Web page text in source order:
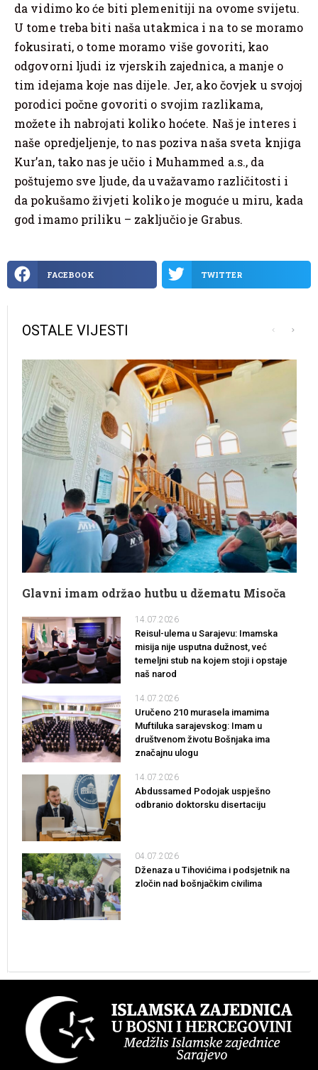
da vidimo ko će biti plemenitiji na ovome svijetu.
U tome treba biti naša utakmica i na to se moramo
fokusirati, o tome moramo više govoriti, kao
odgovorni ljudi iz vjerskih zajednica, a manje o
tim idejama koje nas dijele. Jer, ako čovjek u svojoj
porodici počne govoriti o svojim razlikama,
možete ih nabrojati koliko hoćete. Naš je interes i
naše opredjeljenje, to nas poziva naša sveta knjiga
Kur’an, tako nas je učio i Muhammed a.s., da
poštujemo sve ljude, da uvažavamo različitosti i
da pokušamo živjeti koliko je moguće u miru, kada
god imamo priliku – zaključio je Grabus.
FACEBOOK TWITTER
OSTALE VIJESTI
Glavni imam održao hutbu u džematu Misoča
14.07.2026
Reisul-ulema u Sarajevu: Imamska
misija nije usputna dužnost, već
temeljni stub na kojem stoji i opstaje
naš narod
14.07.2026
Uručeno 210 murasela imamima
Muftiluka sarajevskog: Imam u
društvenom životu Bošnjaka ima
značajnu ulogu
14.07.2026
Abdussamed Podojak uspješno
odbranio doktorsku disertaciju
04.07.2026
Dženaza u Tihovićima i podsjetnik na
zločin nad bošnjačkim civilima